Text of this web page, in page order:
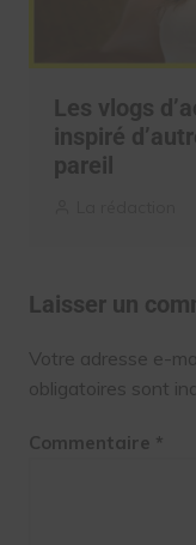
Les vlogs
inspiré
pareil
Laisser un
Votre adresse e-
obligatoires sont
Commentaire *